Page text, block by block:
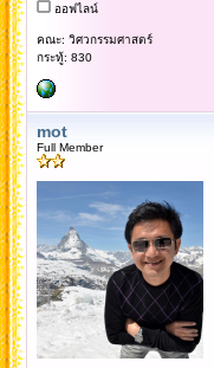
ออฟไลน์
คณะ: วิศวกรรมศาสตร์
กระทู้: 830
mot
Full Member